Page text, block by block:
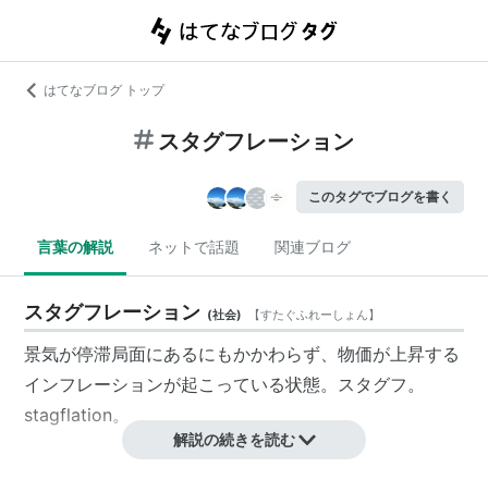
はてなブログ トップ
スタグフレーション
このタグでブログを書く
言葉の解説 ネットで話題 関連ブログ
スタグフレーション (社会) 【すたぐふれーしょん】
景気が停滞局面にあるにもかかわらず、物価が上昇する
インフレーションが起こっている状態。 スタグフ。
stagflation。
解説の続きを読む